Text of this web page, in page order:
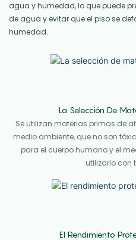
agua y humedad, lo que puede
de agua y evitar que el piso se
humedad.
La Selección De
Se utilizan materias primas de
medio ambiente, que no son
para el cuerpo humano y el
utilizarlo con
El Rendimiento